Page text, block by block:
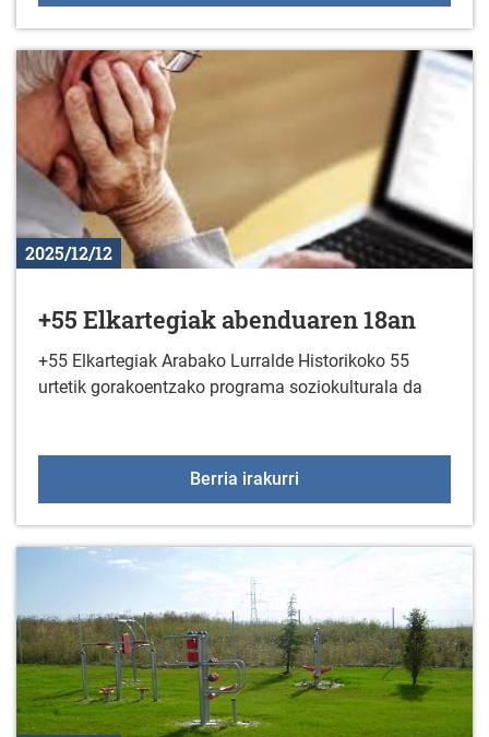
2025/12/12
+55 Elkartegiak abenduaren 18an
+55 Elkartegiak Arabako Lurralde Historikoko 55
urtetik gorakoentzako programa soziokulturala da
Berria irakurri